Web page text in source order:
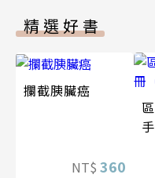
精選好書
攔截胰臟癌
NT$ 360